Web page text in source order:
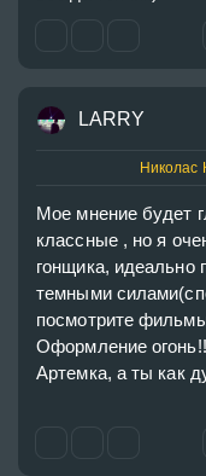
LARRY
Николас
Мое мнение будет
классные , но я
гонщика, идеально
темными
посмотрите
Оформление
Артемка, а ты как